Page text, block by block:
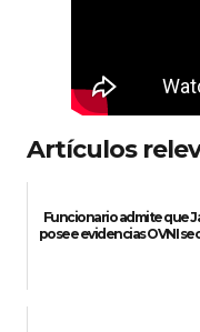
Artículos
Funcionario admite que
posee evidencias OVNI